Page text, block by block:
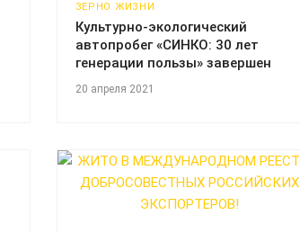
ЗЕРНО ЖИЗНИ
Культурно-экологический
автопробег «СИНКО: 30 лет
генерации пользы» завершен
20 апреля 2021